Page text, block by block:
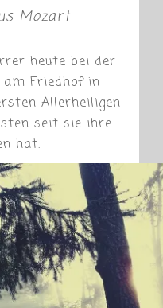
Mozart
heute bei der
Friedhof in
Allerheiligen
seit sie ihre
hat.